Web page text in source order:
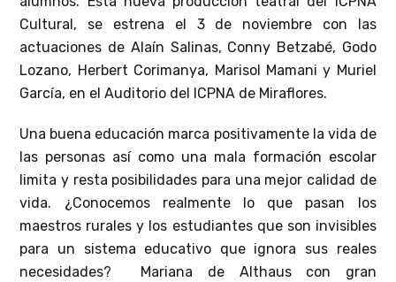
Cultural, se estrena el 3 de noviembre con las
actuaciones de Alaín Salinas, Conny Betzabé, Godo
Lozano, Herbert Corimanya, Marisol Mamani y Muriel
García, en el Auditorio del ICPNA de Miraflores.
Una buena educación marca positivamente la vida de
las personas así como una mala formación escolar
limita y resta posibilidades para una mejor calidad de
vida. ¿Conocemos realmente lo que pasan los
maestros rurales y los estudiantes que son invisibles
para un sistema educativo que ignora sus reales
necesidades? Mariana de Althaus con gran